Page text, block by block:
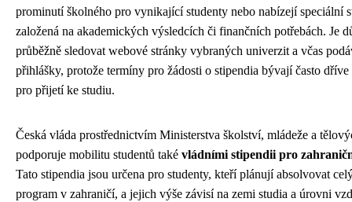
prominutí školného pro vynikající studenty nebo nabízejí speciální
založená na akademických výsledcích či finančních potřebách. Je
průběžně sledovat webové stránky vybraných univerzit a včas
přihlášky, protože termíny pro žádosti o stipendia bývají často
pro přijetí ke studiu.
Česká vláda prostřednictvím Ministerstva školství, mládeže a
podporuje mobilitu studentů také vládními stipendii pro
Tato stipendia jsou určena pro studenty, kteří plánují absolvovat
program v zahraničí, a jejich výše závisí na zemi studia a úrovni